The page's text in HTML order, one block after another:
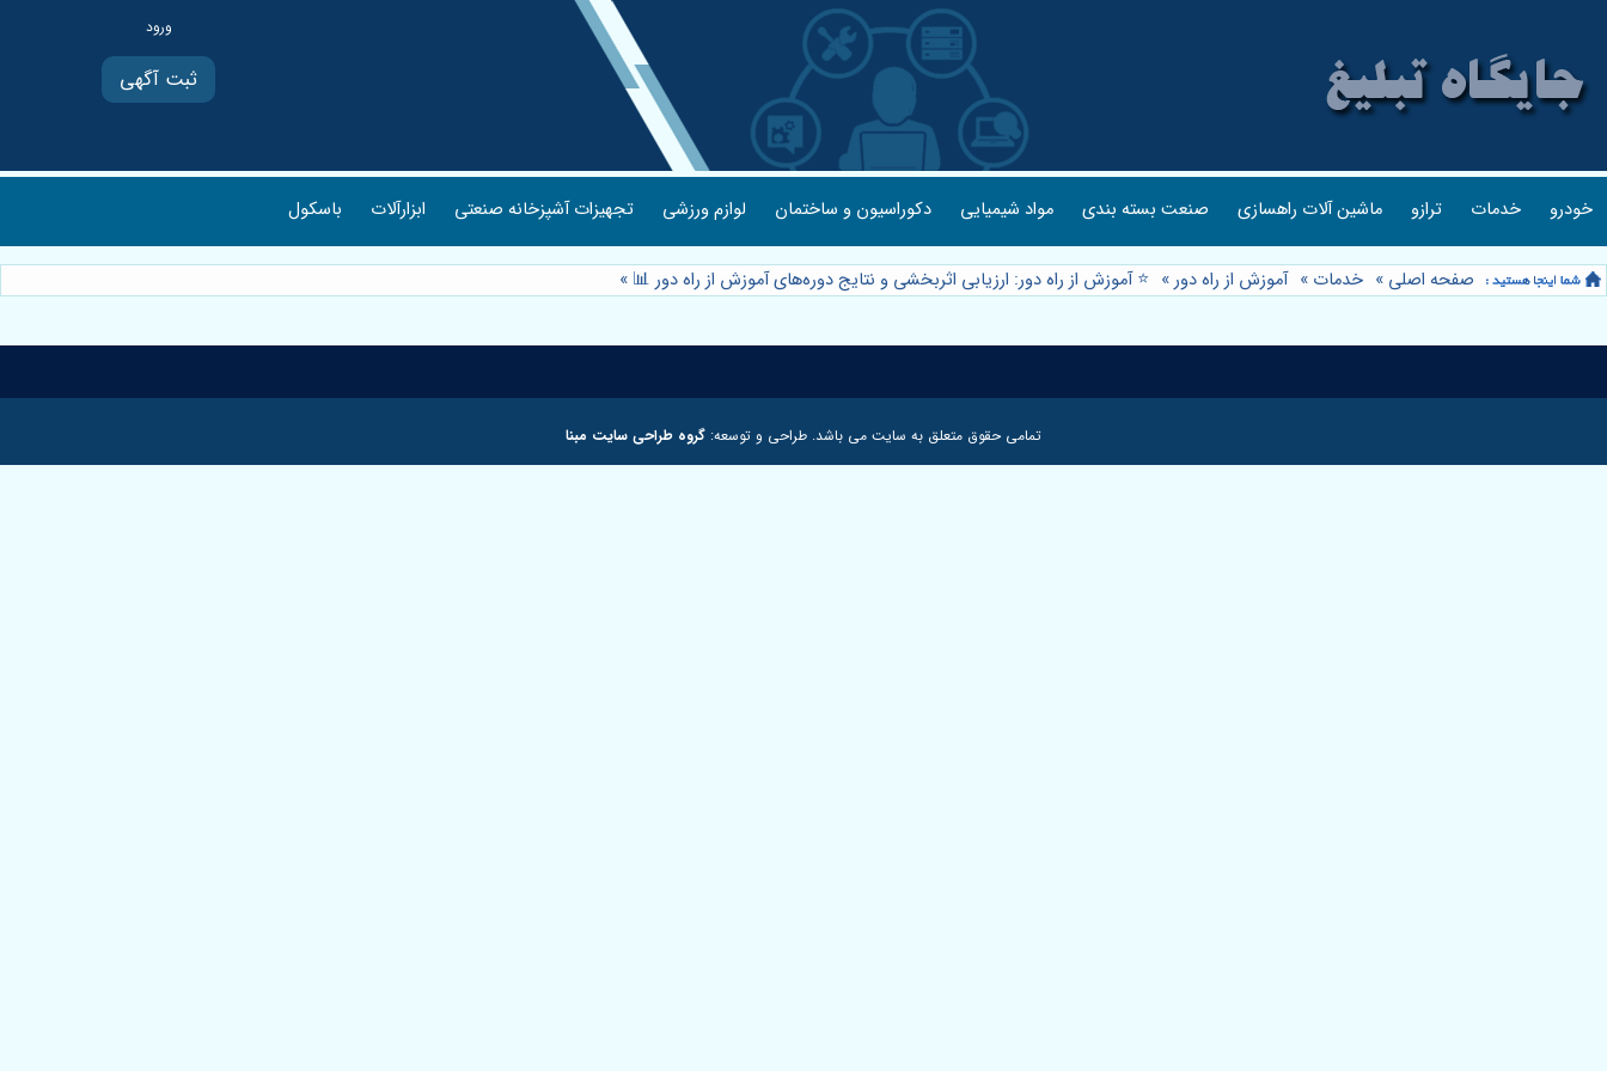
ثبت آگهی
خودرو خدمات ترازو ماشین آلات راهسازی صنعت بسته بندی مواد شیمیایی دکوراسیون و ساختمان لوازم ورزشی تجهیزات آشپزخانه صنعتی ابزارآلات باسکول
صفحه اصلی » خدمات » آموزش از راه دور» ⭐️ آموزش از راه دور: ارزیابی اثربخشی و نتایج دوره‌های آموزش از راه دور 📊 »
تمامی حقوق متعلق به سایت می باشد. طراحی و توسعه: گروه طراحی سایت مبنا